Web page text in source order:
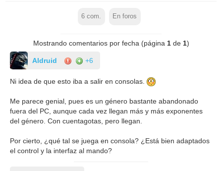
6 com. En foros
Mostrando comentarios por fecha (página 1de 1)
Aldruid +6
Ni idea de que esto iba a salir en consolas.
Me parece genial, pues es un género bastante abandonado
fuera del PC, aunque cada vez llegan más y más exponentes
del género. Con cuentagotas, pero llegan.
Por cierto, ¿qué tal se juega en consola? ¿Está bien adaptados
el control y la interfaz al mando?